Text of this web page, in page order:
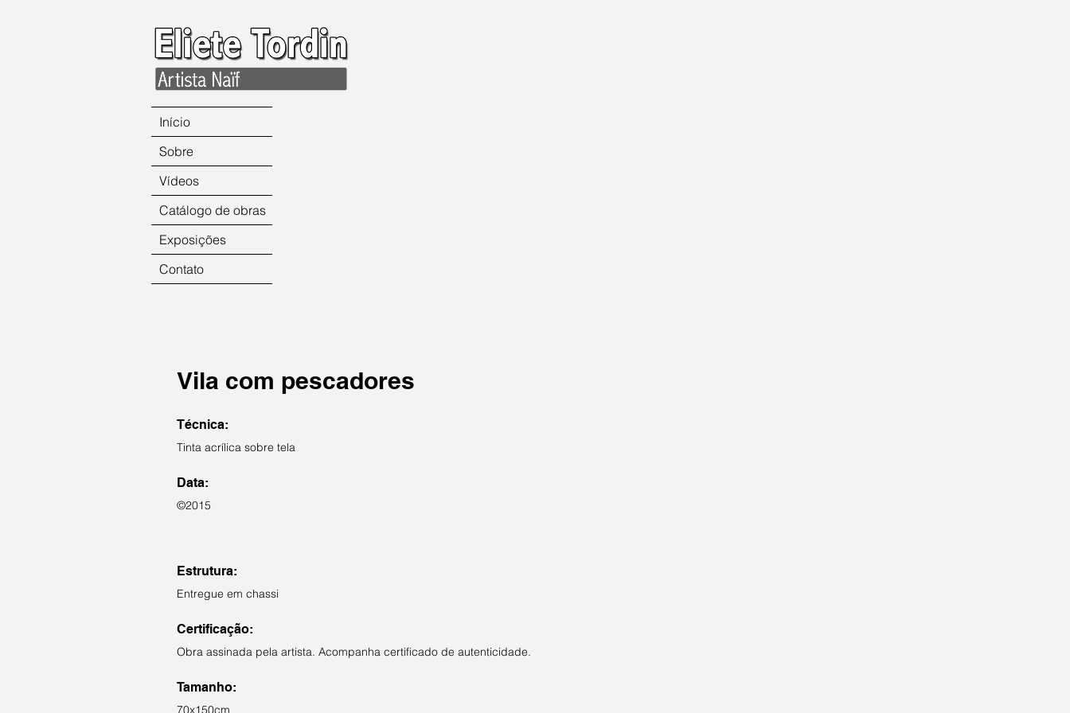
Vila com pescadores
Técnica:
Tinta acrílica sobre tela
Data:
©2015
Estrutura:
Entregue em chassi
Certificação:
Obra assinada pela artista. Acompanha certificado de autenticidade.
Tamanho:
70x150cm
Início
Sobre
Vídeos
Catálogo de obras
Exposições
Contato